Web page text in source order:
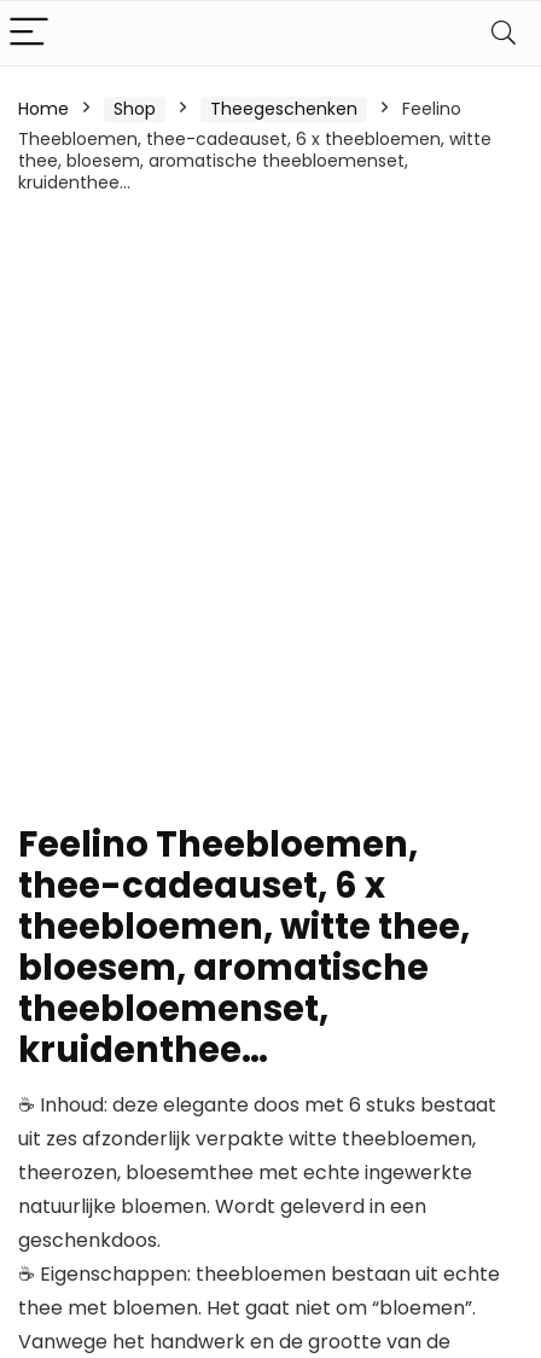
Home Shop Theegeschenken
Feelino
Theebloemen, thee-cadeauset, 6 x theebloemen, witte
thee, bloesem, aromatische theebloemenset,
kruidenthee…
Feelino Theebloemen,
thee-cadeauset, 6 x
theebloemen, witte thee,
bloesem, aromatische
theebloemenset,
kruidenthee…
☕ Inhoud: deze elegante doos met 6 stuks bestaat
uit zes afzonderlijk verpakte witte theebloemen,
theerozen, bloesemthee met echte ingewerkte
natuurlijke bloemen. Wordt geleverd in een
geschenkdoos.
☕ Eigenschappen: theebloemen bestaan uit echte
thee met bloemen. Het gaat niet om “bloemen”.
Vanwege het handwerk en de grootte van de